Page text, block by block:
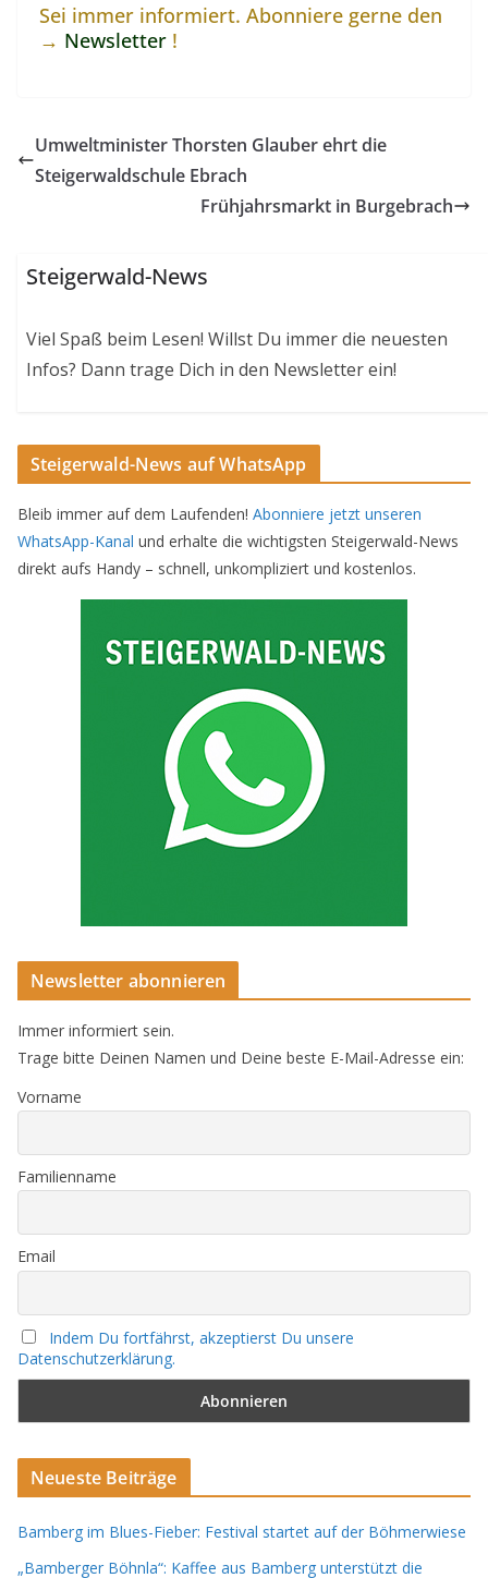
Sei immer informiert. Abonniere gerne den
→ Newsletter !
Umweltminister Thorsten Glauber ehrt die
Steigerwaldschule Ebrach
Frühjahrsmarkt in Burgebrach
Steigerwald-News
Viel Spaß beim Lesen! Willst Du immer die neuesten
Infos? Dann trage Dich in den Newsletter ein!
Steigerwald-News auf WhatsApp
Bleib immer auf dem Laufenden! Abonniere jetzt unseren
WhatsApp-Kanal und erhalte die wichtigsten Steigerwald-News
direkt aufs Handy – schnell, unkompliziert und kostenlos.
Newsletter abonnieren
Immer informiert sein.
Trage bitte Deinen Namen und Deine beste E-Mail-Adresse ein:
Vorname
Familienname
Email
Indem Du fortfährst, akzeptierst Du unsere
Datenschutzerklärung.
Neueste Beiträge
Bamberg im Blues-Fieber: Festival startet auf der Böhmerwiese
„Bamberger Böhnla“: Kaffee aus Bamberg unterstützt die